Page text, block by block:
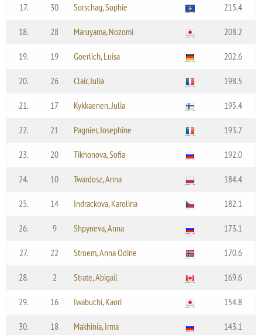
17. 30 Sorschag, Sophie 215.4
18. 28 Maruyama, Nozomi 208.2
19. 19 Goerlich, Luisa 202.6
20. 26 Clair, Julia 198.5
21. 17 Kykkaenen, Julia 195.4
22. 21 Pagnier, Josephine 193.7
23. 20 Tikhonova, Sofia 192.0
24. 10 Twardosz, Anna 184.4
25. 14 Indrackova, Karolina 182.1
26. 9 Shpyneva, Anna 173.1
27. 22 Stroem, Anna Odine 170.6
28. 2 Strate, Abigail 169.6
29. 16 Iwabuchi, Kaori 154.8
30. 18 Makhinia, Irma 143.1